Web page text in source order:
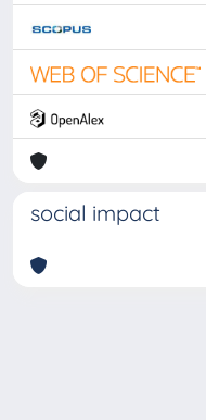
social impact